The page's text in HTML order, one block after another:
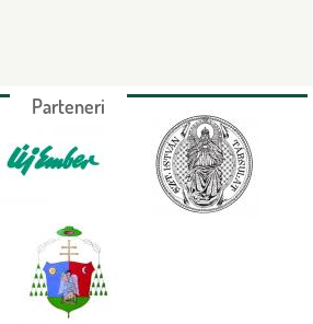
Parteneri